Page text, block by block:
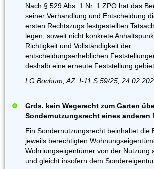
Nach § 529 Abs. 1 Nr. 1 ZPO hat das
seiner Verhandlung und Entscheidung
ersten Rechtszugs festgestellten
legen, soweit nicht konkrete
Richtigkeit und Vollständigkeit der
entscheidungserheblichen
deshalb eine erneute Feststellung
LG Bochum, AZ: I-11 S 59/25,
Grds. kein Wegerecht zum Garten
Sondernutzungsrecht eines anderen
Ein Sondernutzungsrecht beinhaltet die
jeweils berechtigten
Wohriungseigentümer von der Nutzung
und gleicht insofern dem